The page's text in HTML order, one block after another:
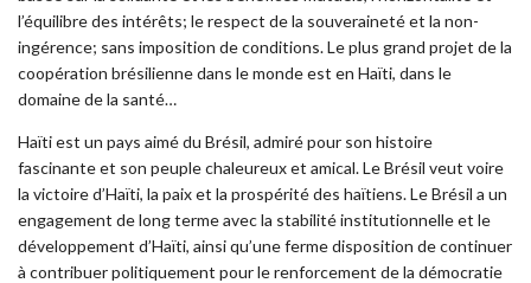
l’équilibre des intérêts; le respect de la souveraineté et la non-
ingérence; sans imposition de conditions. Le plus grand projet de la
coopération brésilienne dans le monde est en Haïti, dans le
domaine de la santé…
Haïti est un pays aimé du Brésil, admiré pour son histoire
fascinante et son peuple chaleureux et amical. Le Brésil veut voire
la victoire d’Haïti, la paix et la prospérité des haïtiens. Le Brésil a un
engagement de long terme avec la stabilité institutionnelle et le
développement d’Haïti, ainsi qu’une ferme disposition de continuer
à contribuer politiquement pour le renforcement de la démocratie